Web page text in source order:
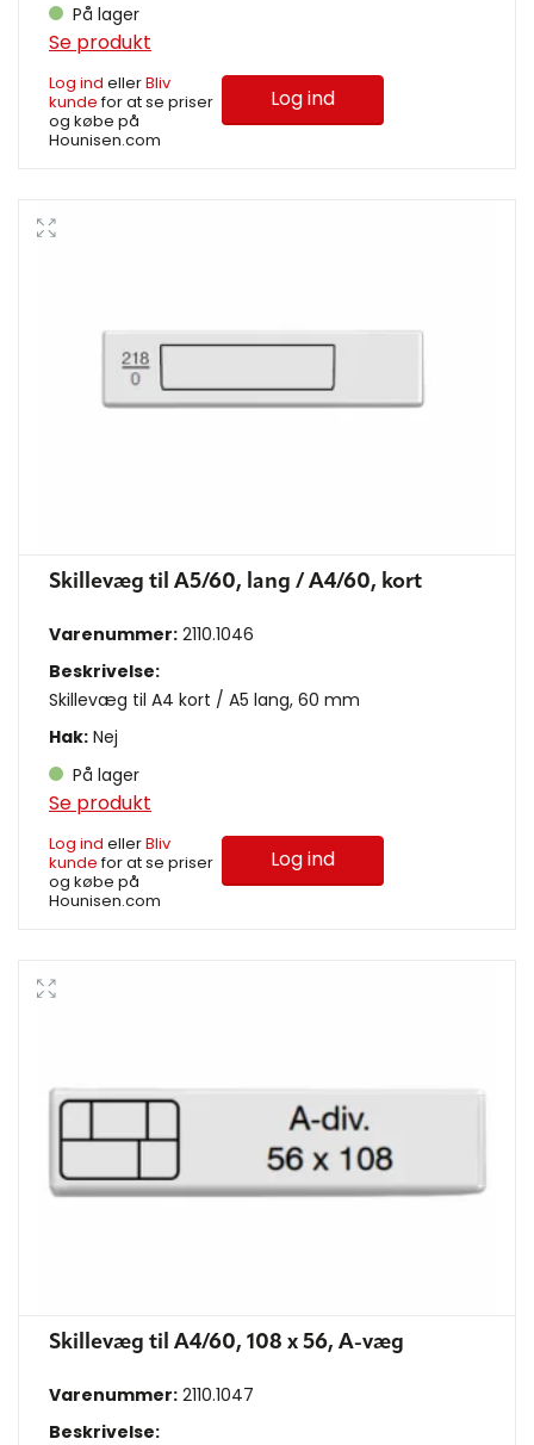
På lager
Se produkt
Log ind ellerBliv
kundefor at se priser
og købe på
Hounisen.com
Log ind
Skillevæg til A5/60, lang / A4/60, kort
Varenummer: 2110.1046
Beskrivelse:
Skillevæg til A4 kort / A5 lang, 60 mm
Hak: Nej
På lager
Se produkt
Log ind ellerBliv
kundefor at se priser
og købe på
Hounisen.com
Log ind
Skillevæg til A4/60, 108 x 56, A-væg
Varenummer: 2110.1047
Beskrivelse: